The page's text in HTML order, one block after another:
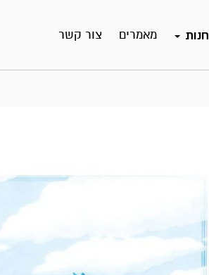
חנות מאמרים צור קשר